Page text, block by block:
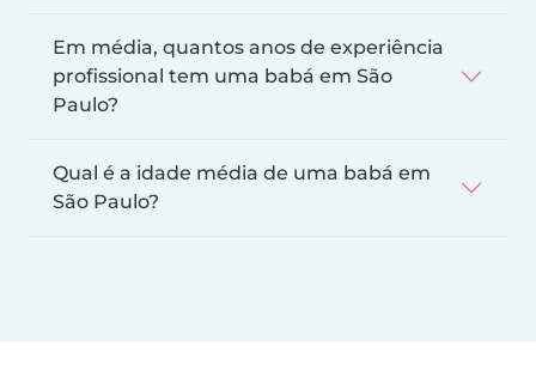
Em média, quantos anos de experiência
profissional tem uma babá em São
Paulo?
Qual é a idade média de uma babá em
São Paulo?